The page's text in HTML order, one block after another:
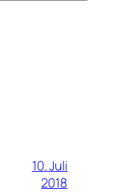
10. Juli
2018